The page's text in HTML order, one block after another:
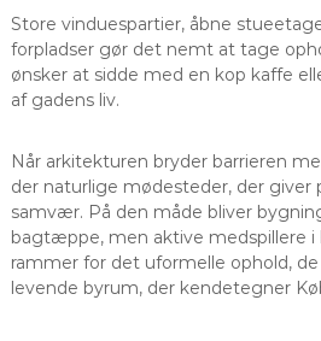
Store vinduespartier, åbne
forpladser gør det nemt at tage
ønsker at sidde med en kop kaffe
af gadens liv.
Når arkitekturen bryder barrieren
der naturlige mødesteder, der giver
samvær. På den måde bliver
bagtæppe, men aktive medspillere i
rammer for det uformelle ophold,
levende byrum, der kendetegner